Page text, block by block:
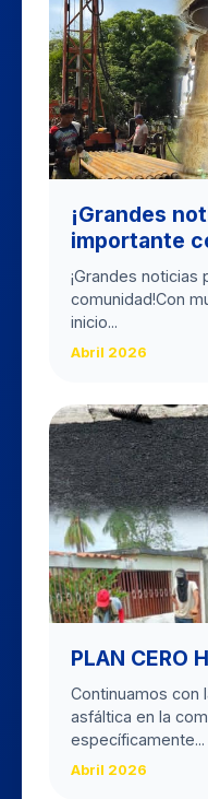
​¡Grandes
importante
​¡Grandes
comunidad! ​Con
inicio...
Abril 2026
PLAN CERO
Continuamos con
asfáltica en la
específicamente...
Abril 2026